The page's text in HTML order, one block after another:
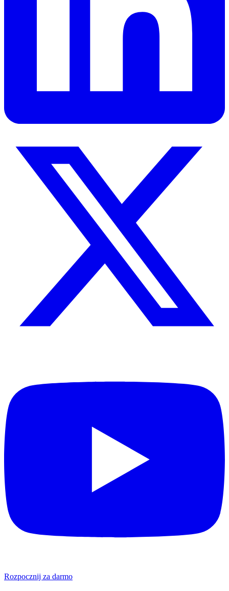
Rozpocznij za darmo